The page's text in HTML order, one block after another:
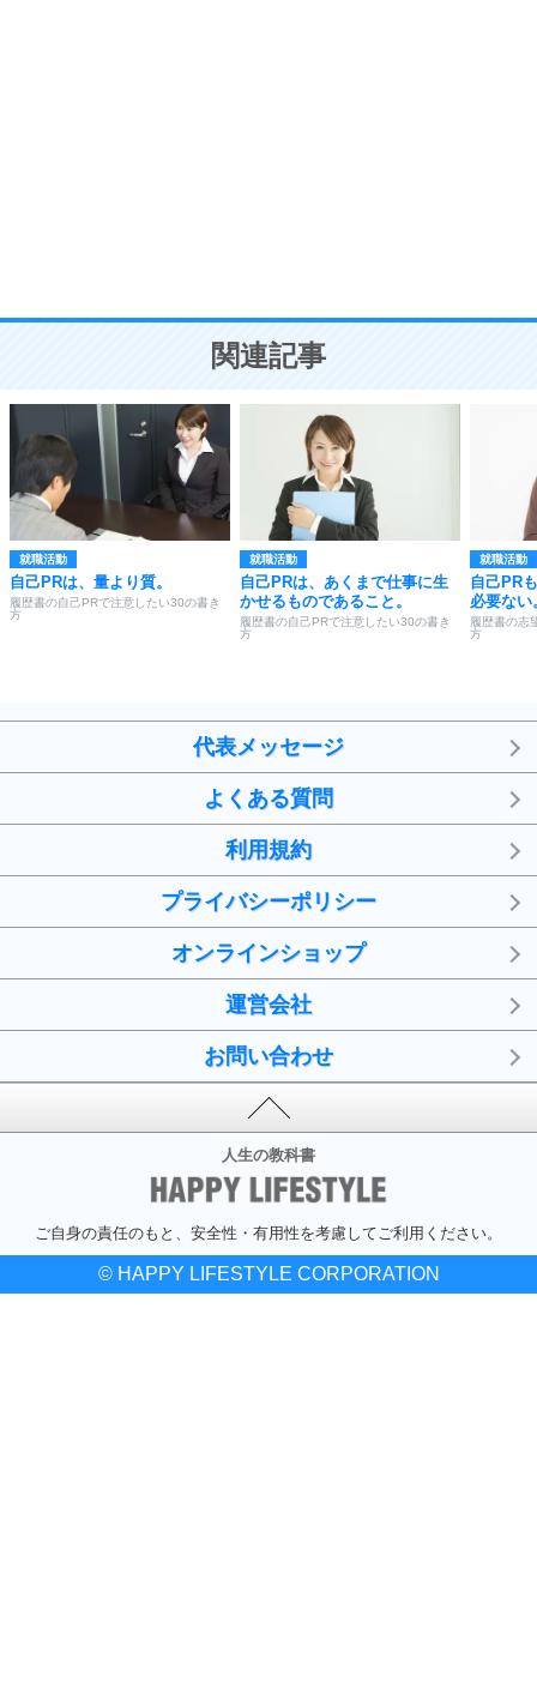
ことが大切。
関連記事
就職活動
自己PRは、量より質。
履歴書の自己PRで注意したい30の書き
方
就職活動
自己PRは、あくまで仕事に生
かせるものであること。
履歴書の自己PRで注意したい30の書き
方
就職活動
自己PR
必要ない
履歴書の志
方
代表メッセージ
よくある質問
利用規約
プライバシーポリシー
オンラインショップ
運営会社
お問い合わせ
人生の教科書
ご自身の責任のもと、安全性・有用性を考慮してご利用ください。
© HAPPY LIFESTYLE CORPORATION